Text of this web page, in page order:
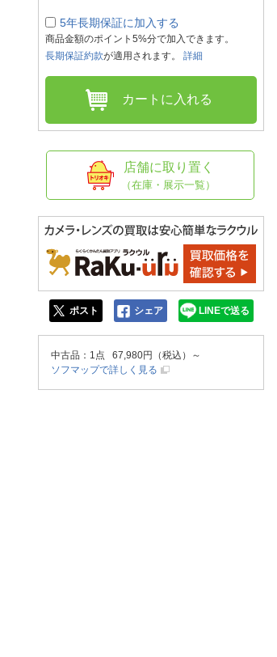
5年長期保証に加入する
商品金額のポイント5%分で加入できます。
長期保証約款が適用されます。 詳細
カートに入れる
店舗に取り置く
（在庫・展示一覧）
ポスト シェア LINEで送る
中古品 ：1点 67,980円（税込）～
ソフマップで詳しく見る